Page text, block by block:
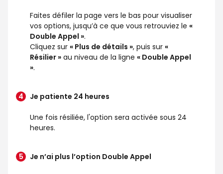
Faites défiler la page vers le bas pour visualiser
vos options, jusqu’à ce que vous retrouviez le «
Double Appel ».
Cliquez sur « Plus de détails », puis sur «
Résilier » au niveau de la ligne « Double Appel
».
Je patiente 24 heures
Une fois résiliée, l'option sera activée sous 24
heures.
Je n’ai plus l’option Double Appel